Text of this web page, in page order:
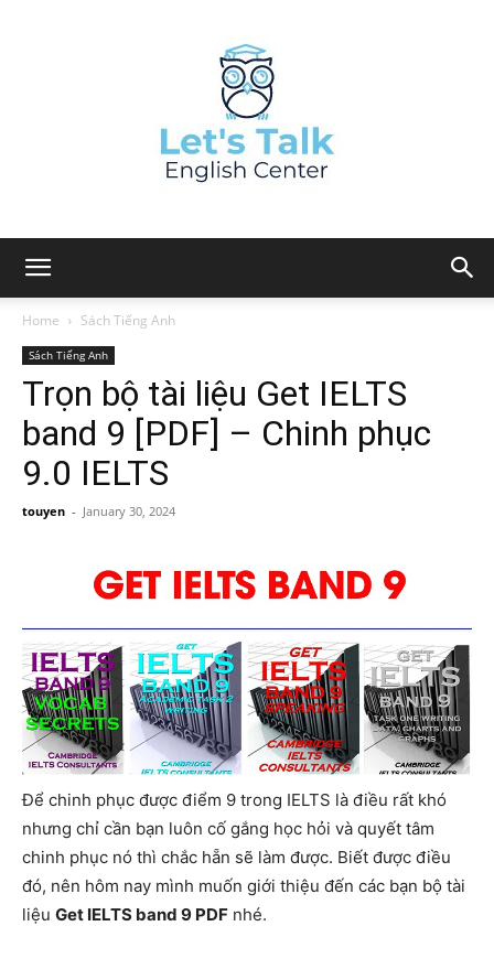
Home Sách Tiếng Anh
Sách Tiếng Anh
Trọn bộ tài liệu Get IELTS
band 9 [PDF] – Chinh phục
9.0 IELTS
touyen - January 30, 2024
Để chinh phục được điểm 9 trong IELTS là điều rất khó
nhưng chỉ cần bạn luôn cố gắng học hỏi và quyết tâm
chinh phục nó thì chắc hẵn sẽ làm được. Biết được điều
đó, nên hôm nay mình muốn giới thiệu đến các bạn bộ tài
liệu Get IELTS band 9 PDF nhé.